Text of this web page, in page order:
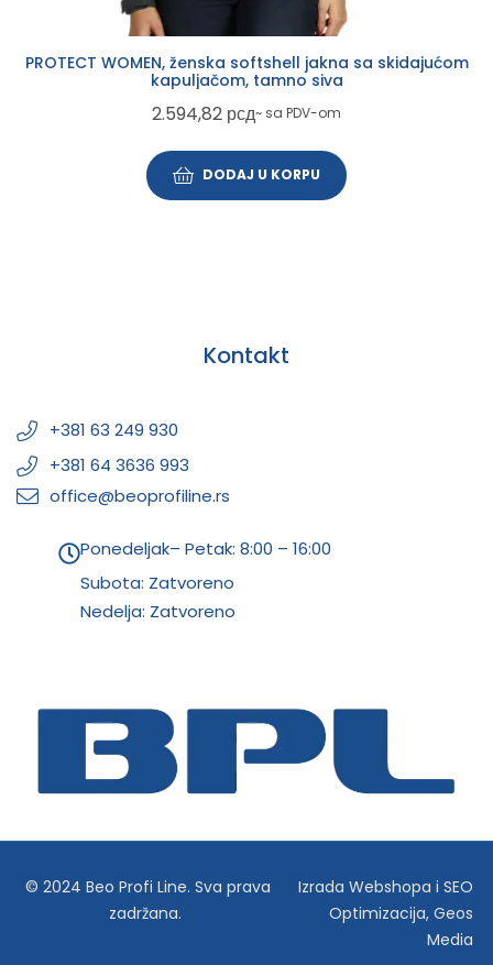
PROTECT WOMEN, ženska softshell jakna sa skidajućom
kapuljačom, tamno siva
2.594,82 рсд~ sa PDV-om
DODAJ U KORPU
Kontakt
+381 63 249 930
+381 64 3636 993
office@beoprofiline.rs
Ponedeljak– Petak: 8:00 – 16:00
Subota: Zatvoreno
Nedelja: Zatvoreno
© 2024 Beo Profi Line. Sva prava
zadržana.
Izrada Webshopa iSEO
Optimizacija,Geos
Media